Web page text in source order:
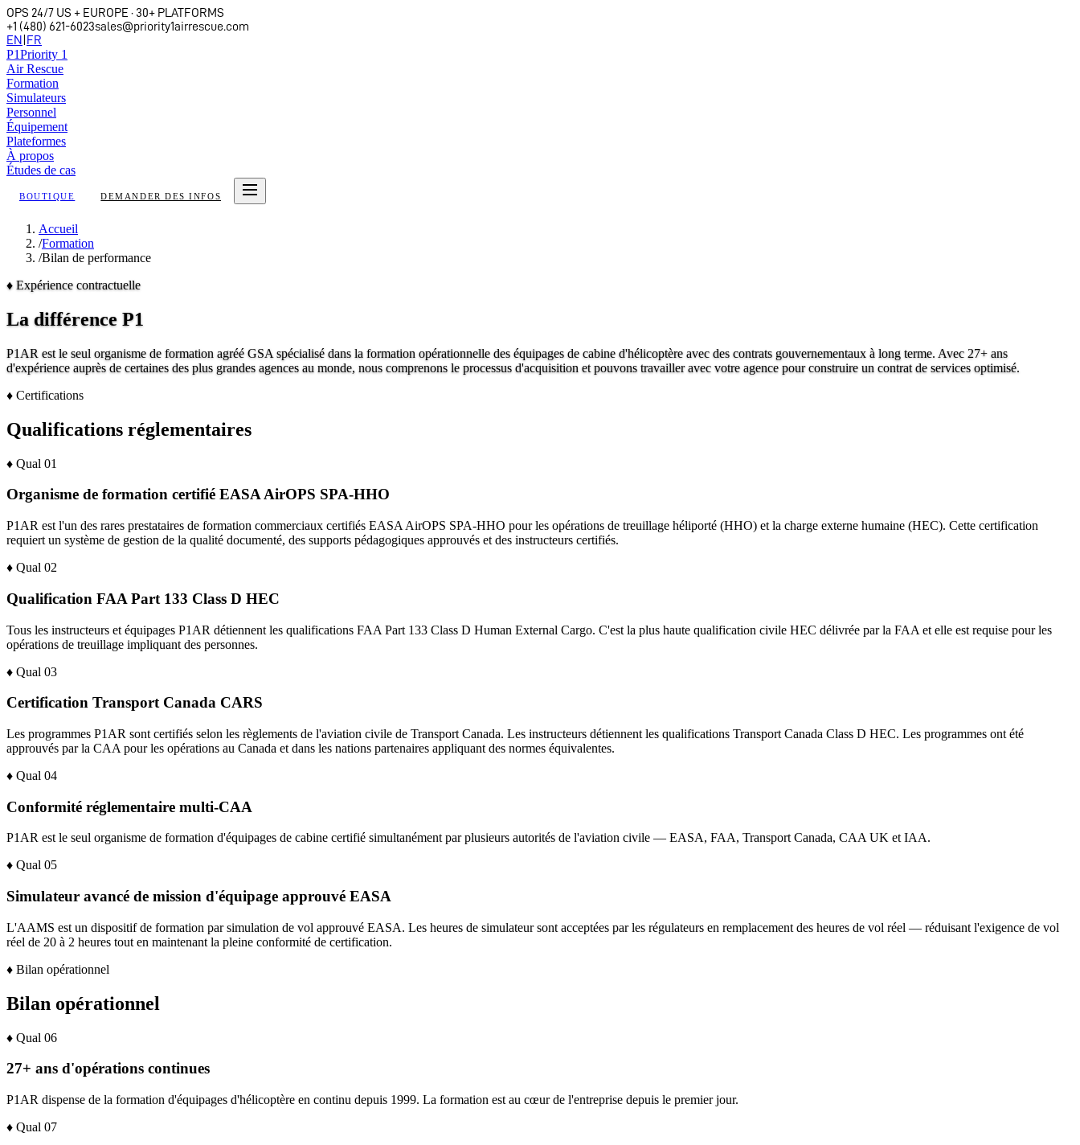
OPS 24/7 US + EUROPE · 30+ PLATFORMS
+1 (480) 621-6023sales@priority1airrescue.com
EN FR
P1Priority 1
Air Rescue
Formation
Simulateurs
Personnel
Équipement
Plateformes
À propos
Études de cas
BOUTIQUE DEMANDER DES INFOS
Accueil
/Formation
/Bilan de performance
♦ Expérience contractuelle
La différence P1
P1AR est le seul organisme de formation agréé GSA spécialisé dans la formation opérationnelle des équipages de cabine d'hélicoptère avec des contrats gouvernementaux à long terme. Avec 27+ ans
d'expérience auprès de certaines des plus grandes agences au monde, nous comprenons le processus d'acquisition et pouvons travailler avec votre agence pour construire un contrat de services optimisé.
♦ Certifications
Qualifications réglementaires
♦ Qual 01
Organisme de formation certifié EASA AirOPS SPA-HHO
P1AR est l'un des rares prestataires de formation commerciaux certifiés EASA AirOPS SPA-HHO pour les opérations de treuillage héliporté (HHO) et la charge externe humaine (HEC). Cette certification
requiert un système de gestion de la qualité documenté, des supports pédagogiques approuvés et des instructeurs certifiés.
♦ Qual 02
Qualification FAA Part 133 Class D HEC
Tous les instructeurs et équipages P1AR détiennent les qualifications FAA Part 133 Class D Human External Cargo. C'est la plus haute qualification civile HEC délivrée par la FAA et elle est requise pour les
opérations de treuillage impliquant des personnes.
♦ Qual 03
Certification Transport Canada CARS
Les programmes P1AR sont certifiés selon les règlements de l'aviation civile de Transport Canada. Les instructeurs détiennent les qualifications Transport Canada Class D HEC. Les programmes ont été
approuvés par la CAA pour les opérations au Canada et dans les nations partenaires appliquant des normes équivalentes.
♦ Qual 04
Conformité réglementaire multi-CAA
P1AR est le seul organisme de formation d'équipages de cabine certifié simultanément par plusieurs autorités de l'aviation civile — EASA, FAA, Transport Canada, CAA UK et IAA.
♦ Qual 05
Simulateur avancé de mission d'équipage approuvé EASA
L'AAMS est un dispositif de formation par simulation de vol approuvé EASA. Les heures de simulateur sont acceptées par les régulateurs en remplacement des heures de vol réel — réduisant l'exigence de vol
réel de 20 à 2 heures tout en maintenant la pleine conformité de certification.
♦ Bilan opérationnel
Bilan opérationnel
♦ Qual 06
27+ ans d'opérations continues
P1AR dispense de la formation d'équipages d'hélicoptère en continu depuis 1999. La formation est au cœur de l'entreprise depuis le premier jour.
♦ Qual 07